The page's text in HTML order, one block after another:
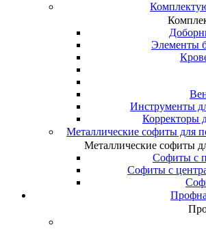
Элементы
Инструменты
Корректоры
Металлические софиты для
Металлические софиты
Софиты с
Софиты с